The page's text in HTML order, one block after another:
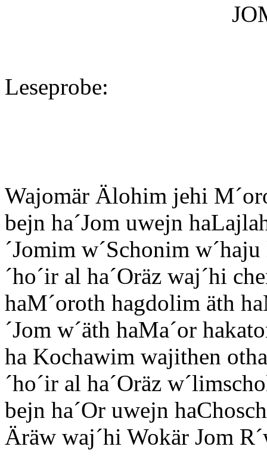
Leseprobe:
Wajomär Älohim jehi
bejn ha´Jom uwejn
´Jomim w´Schonim
´ho´ir al ha´Oräz waj´hi
haM´oroth hagdolim äth
´Jom w´äth haMa´or
ha Kochawim wajithen
´ho´ir al ha´Oräz
bejn ha´Or uwejn
Äräw waj´hi Wokär Jom